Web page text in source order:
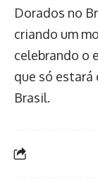
Dorados no
criando um
celebrando o
que só estará
Brasil.